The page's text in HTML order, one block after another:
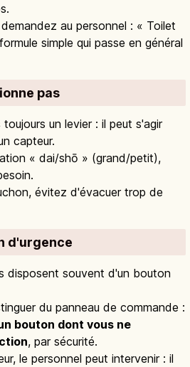
au personnel : « Toilet
simple qui passe en général
pas
un levier : il peut s'agir
capteur.
« dai/shō » (grand/petit),
évitez d'évacuer trop de
d'urgence
disposent souvent d'un bouton
du panneau de commande :
bouton dont vous ne
, par sécurité.
le personnel peut intervenir : il